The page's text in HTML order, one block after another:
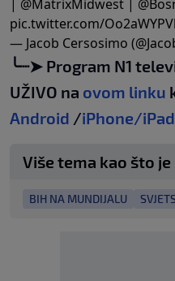
| @MatrixMidwest |
pic.twitter.com/
— Jacob Cersosimo
╰┈➤ Program N1
UŽIVO na ovom linku
Android /iPhone/iPad
Više tema kao što je
BIH NA MUNDIJALU